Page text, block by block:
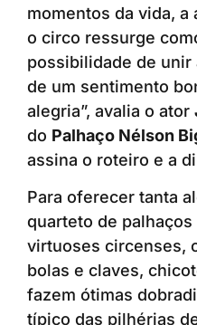
momentos da vida, a
o circo ressurge
possibilidade de unir
de um sentimento
alegria”, avalia o ator
do Palhaço Nélson
assina o roteiro e a
Para oferecer tanta
quarteto de
virtuoses circenses,
bolas e claves,
fazem ótimas
típico das pilhérias